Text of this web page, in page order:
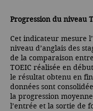
Progression du niveau
Cet indicateur mesure
niveau d’anglais des
de la comparaison
TOEIC réalisée en
le résultat obtenu en
données sont
la progression
l’entrée et la sortie de